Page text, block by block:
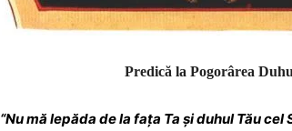
Predică la Pogorârea
“Nu mă lepăda de la faţa Ta şi duhul Tău cel